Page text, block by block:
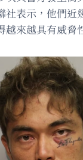
社表示，他們近
越來越具有威脅